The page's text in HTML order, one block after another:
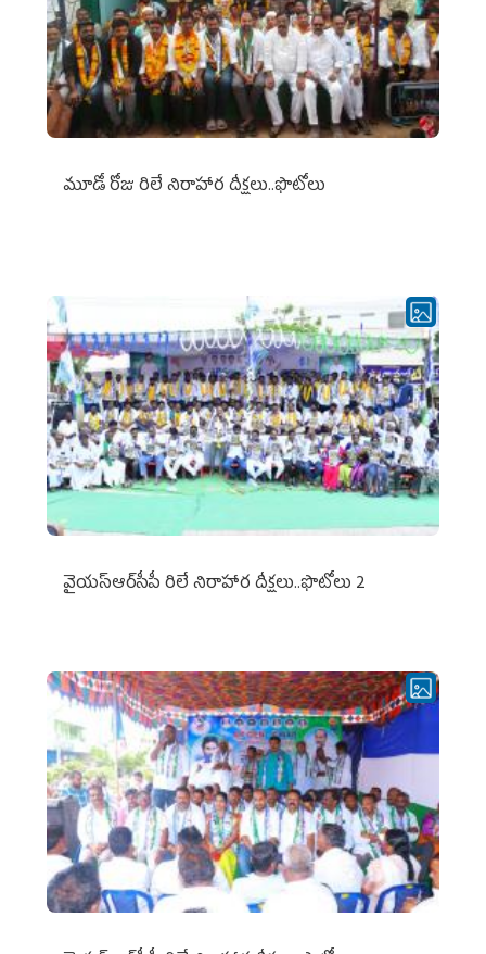
మూడో రోజు రిలే నిరాహార దీక్షలు..ఫొటోలు
వైయ‌స్ఆర్‌సీపీ రిలే నిరాహార దీక్షలు..ఫొటోలు 2